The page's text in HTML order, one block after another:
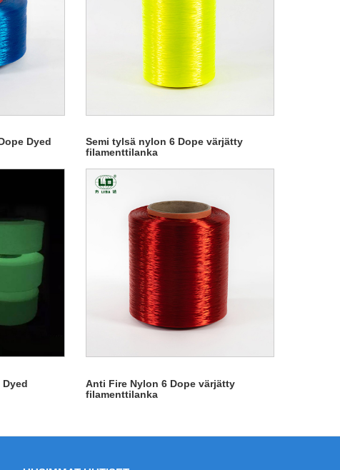
Dyed
Semi tylsä ​​nylon 6 Dope värjätty
filamenttilanka
Anti Fire Nylon 6 Dope värjätty
filamenttilanka